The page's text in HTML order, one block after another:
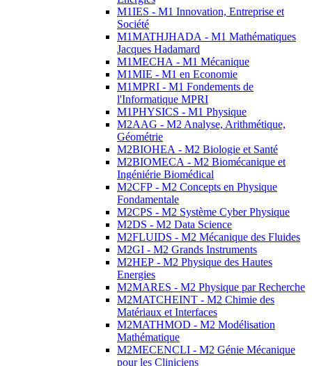
M1IES - M1 Innovation, Entreprise et
Société
M1MATHJHADA - M1 Mathématiques
Jacques Hadamard
M1MECHA - M1 Mécanique
M1MIE - M1 en Economie
M1MPRI - M1 Fondements de
l'Informatique MPRI
M1PHYSICS - M1 Physique
M2AAG - M2 Analyse, Arithmétique,
Géométrie
M2BIOHEA - M2 Biologie et Santé
M2BIOMECA - M2 Biomécanique et
Ingéniérie Biomédical
M2CFP - M2 Concepts en Physique
Fondamentale
M2CPS - M2 Système Cyber Physique
M2DS - M2 Data Science
M2FLUIDS - M2 Mécanique des Fluides
M2GI - M2 Grands Instruments
M2HEP - M2 Physique des Hautes
Energies
M2MARES - M2 Physique par Recherche
M2MATCHEINT - M2 Chimie des
Matériaux et Interfaces
M2MATHMOD - M2 Modélisation
Mathématique
M2MECENCLI - M2 Génie Mécanique
pour les Cliniciens